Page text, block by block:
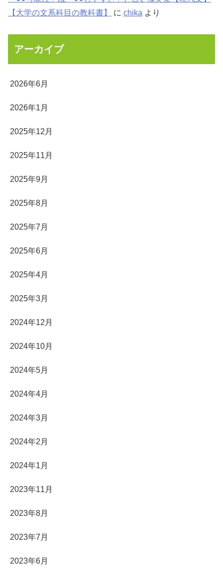
【大学の文系科目の教科書】
に chika より
アーカイブ
2026年6月
2026年1月
2025年12月
2025年11月
2025年9月
2025年8月
2025年7月
2025年6月
2025年4月
2025年3月
2024年12月
2024年10月
2024年5月
2024年4月
2024年3月
2024年2月
2024年1月
2023年11月
2023年8月
2023年7月
2023年6月